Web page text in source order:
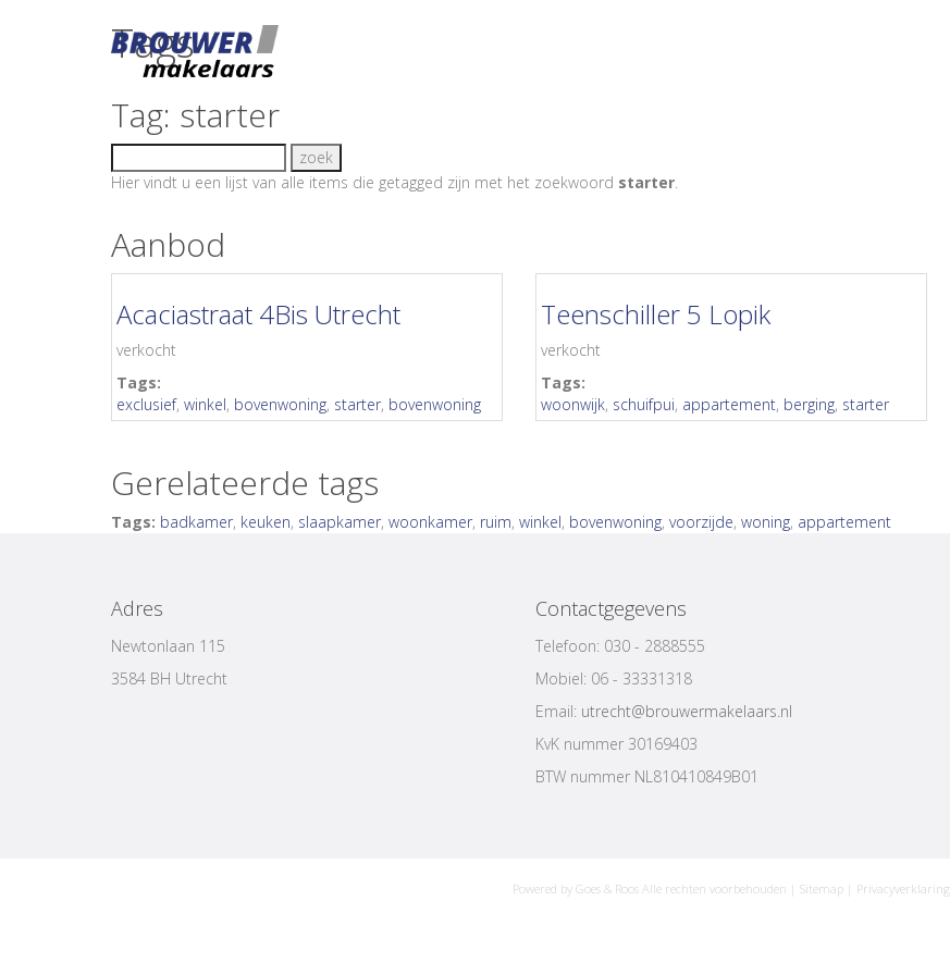
Tags
Tag: starter
Hier vindt u een lijst van alle items die getagged zijn met het zoekwoord starter.
Aanbod
Acaciastraat 4Bis Utrecht
verkocht
Tags:
exclusief, winkel, bovenwoning, starter, bovenwoning
Teenschiller 5 Lopik
verkocht
Tags:
woonwijk, schuifpui, appartement, berging, starter
Gerelateerde tags
Tags: badkamer, keuken, slaapkamer, woonkamer, ruim, winkel, bovenwoning, voorzijde, woning, appartement
Adres
Newtonlaan 115
3584 BH Utrecht
Contactgegevens
Telefoon: 030 - 2888555
Mobiel: 06 - 33331318
Email: utrecht@brouwermakelaars.nl
KvK nummer 30169403
BTW nummer NL810410849B01
Powered by Goes & Roos Alle rechten voorbehouden | Sitemap | Privacyverklaring